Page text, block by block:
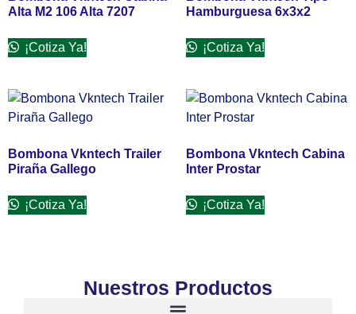
Alta M2 106 Alta 7207
¡Cotiza Ya!
Hamburguesa 6x3x2
¡Cotiza Ya!
Bombona Vkntech Trailer
Piraña Gallego
¡Cotiza Ya!
Bombona Vkntech Cabina
Inter Prostar
¡Cotiza Ya!
Nuestros Productos